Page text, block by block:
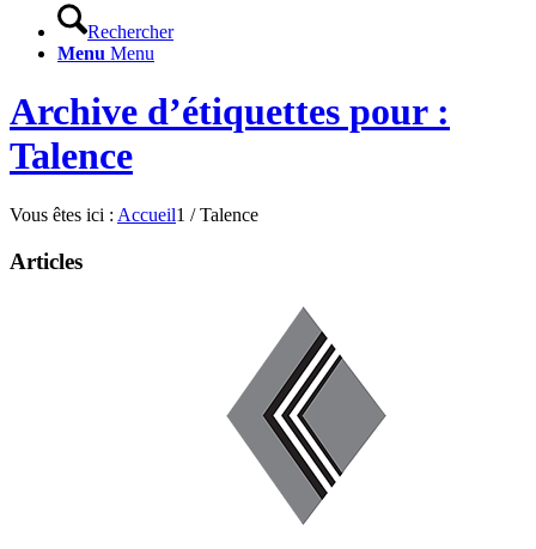
Rechercher
Menu Menu
Archive d’étiquettes pour :
Talence
Vous êtes ici : Accueil1 / Talence
Articles